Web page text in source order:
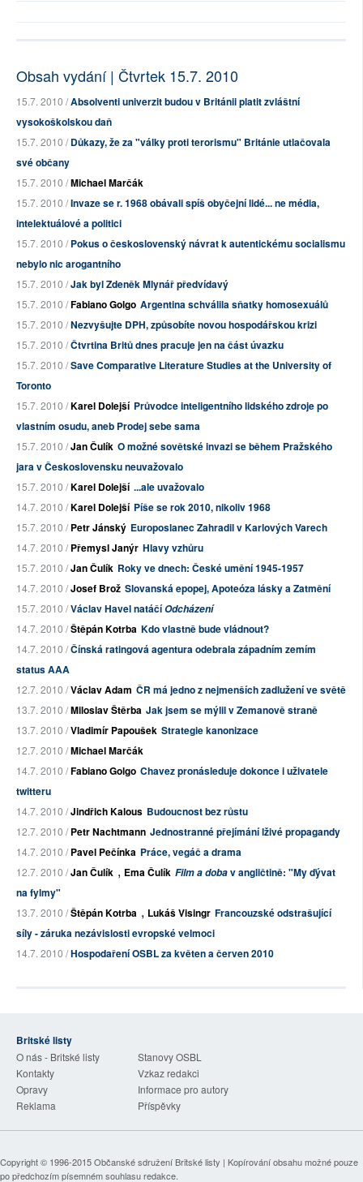
Obsah vydání | Čtvrtek 15.7. 2010
15.7. 2010 /Absolventi univerzit budou v Británii platit zvláštní
vysokoškolskou daň
15.7. 2010 /Důkazy, že za "války proti terorismu" Británie utlačovala
své občany
15.7. 2010 /Michael Marčák
15.7. 2010 /Invaze se r. 1968 obávali spíš obyčejní lidé... ne média,
intelektuálové a politici
15.7. 2010 /Pokus o československý návrat k autentickému socialismu
nebylo nic arogantního
15.7. 2010 /Jak byl Zdeněk Mlynář předvídavý
15.7. 2010 /Fabiano Golgo Argentina schválila sňatky homosexuálů
15.7. 2010 /Nezvyšujte DPH, způsobíte novou hospodářskou krizi
15.7. 2010 /Čtvrtina Britů dnes pracuje jen na část úvazku
15.7. 2010 /Save Comparative Literature Studies at the University of
Toronto
15.7. 2010 /Karel Dolejší Průvodce inteligentního lidského zdroje po
vlastním osudu, aneb Prodej sebe sama
15.7. 2010 /Jan Čulík O možné sovětské invazi se během Pražského
jara v Československu neuvažovalo
15.7. 2010 /Karel Dolejší ...ale uvažovalo
14.7. 2010 /Karel Dolejší Píše se rok 2010, nikoliv 1968
15.7. 2010 /Petr Jánský Europoslanec Zahradil v Karlových Varech
14.7. 2010 /Přemysl Janýr Hlavy vzhůru
15.7. 2010 /Jan Čulík Roky ve dnech: České umění 1945-1957
14.7. 2010 /Josef Brož Slovanská epopej, Apoteóza lásky a Zatmění
15.7. 2010 /Václav Havel natáčíOdcházení
14.7. 2010 /Štěpán Kotrba Kdo vlastně bude vládnout?
14.7. 2010 /Čínská ratingová agentura odebrala západním zemím
status AAA
12.7. 2010 /Václav Adam ČR má jedno z nejmenších zadlužení ve světě
13.7. 2010 /Miloslav Štěrba Jak jsem se mýlil v Zemanově straně
13.7. 2010 /Vladimír Papoušek Strategie kanonizace
12.7. 2010 /Michael Marčák
14.7. 2010 /Fabiano Golgo Chavez pronásleduje dokonce i uživatele
twitteru
14.7. 2010 /Jindřich Kalous Budoucnost bez růstu
12.7. 2010 /Petr Nachtmann Jednostranné přejímání lživé propagandy
14.7. 2010 /Pavel Pečínka Práce, vegáč a drama
12.7. 2010 /Jan Čulík , Ema Čulík Film a dobav angličtině: "My ďývat
na fylmy"
13.7. 2010 /Štěpán Kotrba , Lukáš Visingr Francouzské odstrašující
síly - záruka nezávislosti evropské velmoci
14.7. 2010 /Hospodaření OSBL za květen a červen 2010
Britské listy
O nás - Britské listy
Stanovy OSBL
Kontakty
Vzkaz redakci
Opravy
Informace pro autory
Reklama
Příspěvky
Copyright © 1996-2015Občanské sdružení Britské listy | Kopírování obsahu možné pouze
po předchozím písemném souhlasu redakce.